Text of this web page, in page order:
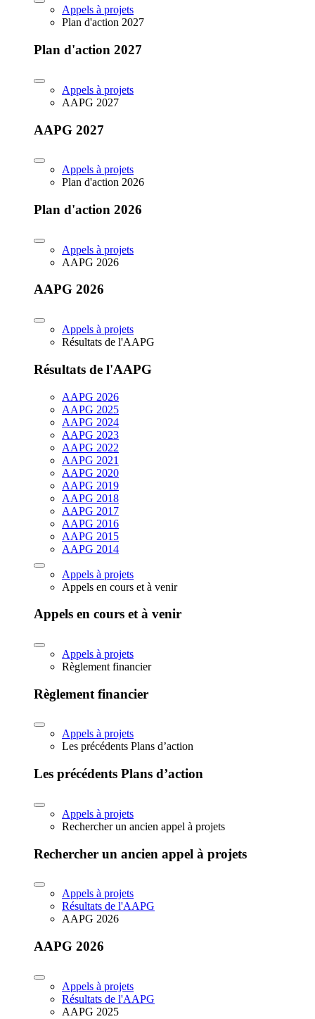
Appels à projets
Plan d'action 2027
Plan d'action 2027
Appels à projets
AAPG 2027
AAPG 2027
Appels à projets
Plan d'action 2026
Plan d'action 2026
Appels à projets
AAPG 2026
AAPG 2026
Appels à projets
Résultats de l'AAPG
Résultats de l'AAPG
AAPG 2026
AAPG 2025
AAPG 2024
AAPG 2023
AAPG 2022
AAPG 2021
AAPG 2020
AAPG 2019
AAPG 2018
AAPG 2017
AAPG 2016
AAPG 2015
AAPG 2014
Appels à projets
Appels en cours et à venir
Appels en cours et à venir
Appels à projets
Règlement financier
Règlement financier
Appels à projets
Les précédents Plans d’action
Les précédents Plans d’action
Appels à projets
Rechercher un ancien appel à projets
Rechercher un ancien appel à projets
Appels à projets
Résultats de l'AAPG
AAPG 2026
AAPG 2026
Appels à projets
Résultats de l'AAPG
AAPG 2025